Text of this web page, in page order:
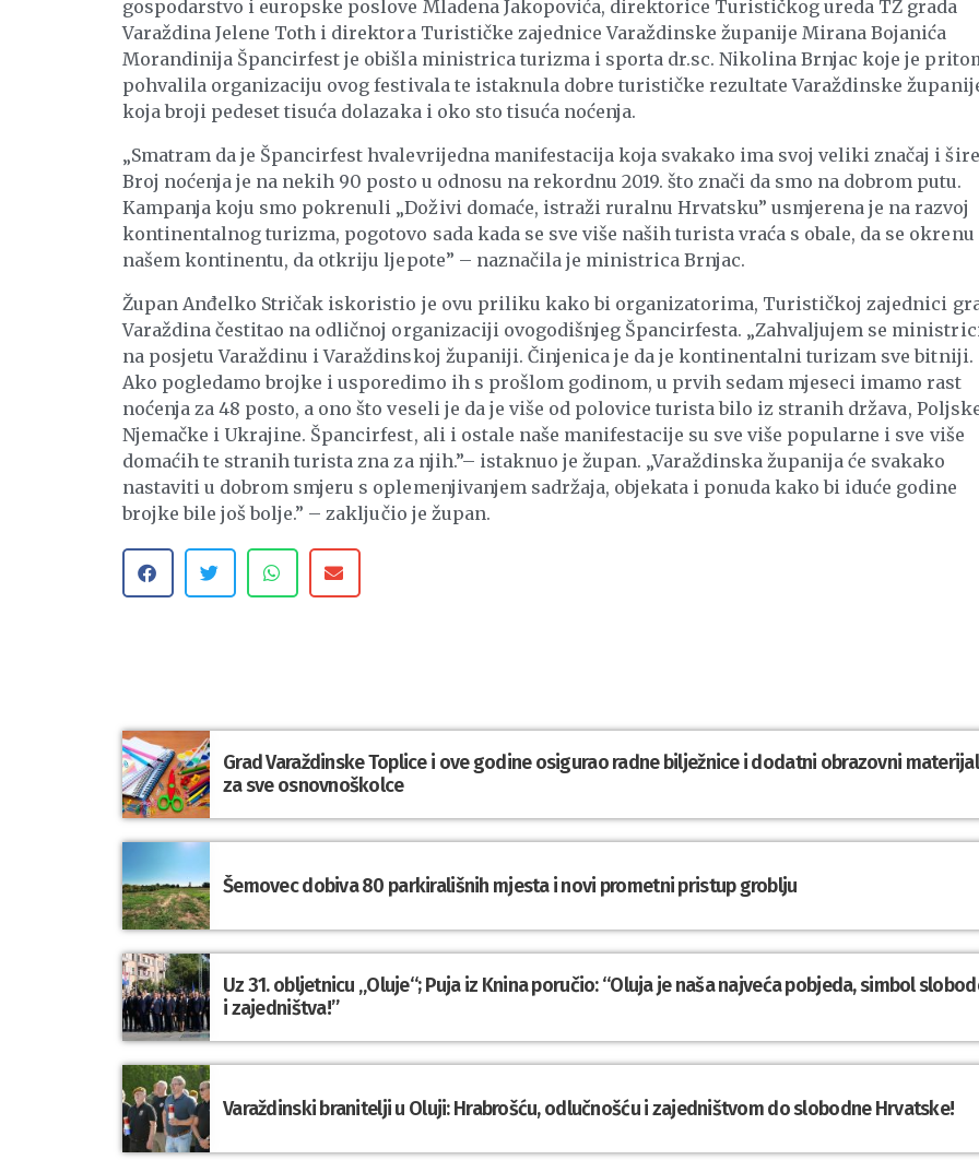
gospodarstvo i europske poslove Mladena Jakopovića, direktorice Turističkog ureda TZ grada
Varaždina Jelene Toth i direktora Turističke zajednice Varaždinske županije Mirana Bojanića
Morandinija Špancirfest je obišla ministrica turizma i sporta dr.sc. Nikolina Brnjac koje je
pohvalila organizaciju ovog festivala te istaknula dobre turističke rezultate Varaždinske
koja broji pedeset tisuća dolazaka i oko sto tisuća noćenja.
„Smatram da je Špancirfest hvalevrijedna manifestacija koja svakako ima svoj veliki značaj i
Broj noćenja je na nekih 90 posto u odnosu na rekordnu 2019. što znači da smo na dobrom putu.
Kampanja koju smo pokrenuli „Doživi domaće, istraži ruralnu Hrvatsku” usmjerena je na razvoj
kontinentalnog turizma, pogotovo sada kada se sve više naših turista vraća s obale, da se okrenu
našem kontinentu, da otkriju ljepote” – naznačila je ministrica Brnjac.
Župan Anđelko Stričak iskoristio je ovu priliku kako bi organizatorima, Turističkoj zajednici
Varaždina čestitao na odličnoj organizaciji ovogodišnjeg Špancirfesta. „Zahvaljujem se
na posjetu Varaždinu i Varaždinskoj županiji. Činjenica je da je kontinentalni turizam sve bitniji.
Ako pogledamo brojke i usporedimo ih s prošlom godinom, u prvih sedam mjeseci imamo rast
noćenja za 48 posto, a ono što veseli je da je više od polovice turista bilo iz stranih država,
Njemačke i Ukrajine. Špancirfest, ali i ostale naše manifestacije su sve više popularne i sve više
domaćih te stranih turista zna za njih.”– istaknuo je župan. „Varaždinska županija će svakako
nastaviti u dobrom smjeru s oplemenjivanjem sadržaja, objekata i ponuda kako bi iduće godine
brojke bile još bolje.” – zaključio je župan.
Grad Varaždinske Toplice i ove godine osigurao radne bilježnice i dodatni obrazovni materijal
za sve osnovnoškolce
Šemovec dobiva 80 parkirališnih mjesta i novi prometni pristup groblju
Uz 31. obljetnicu „Oluje“; Puja iz Knina poručio: “Oluja je naša najveća pobjeda, simbol
i zajedništva!”
Varaždinski branitelji u Oluji: Hrabrošću, odlučnošću i zajedništvom do slobodne Hrvatske!